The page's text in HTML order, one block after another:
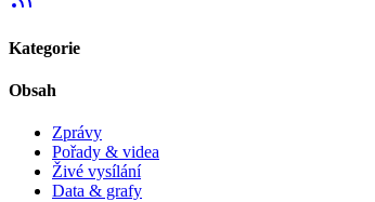
Kategorie
Obsah
Zprávy
Pořady & videa
Živé vysílání
Data & grafy